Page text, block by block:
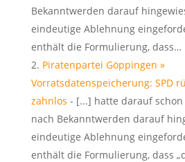
Bekanntwerden darauf
eindeutige Ablehnung
enthält die Formulierung, dass…
Piratenpartei Göppingen »
Vorratsdatenspeicherung: SPD
zahnlos - [...] hatte darauf schon
nach Bekanntwerden darauf
eindeutige Ablehnung
enthält die Formulierung, dass